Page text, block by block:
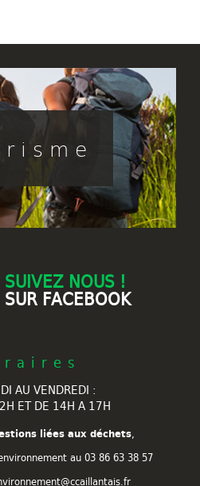
SUIVEZ NOUS !
SUR FACEBOOK
AU VENDREDI :
ET DE 14H A 17H
liées aux déchets,
au 03 86 63 38 57